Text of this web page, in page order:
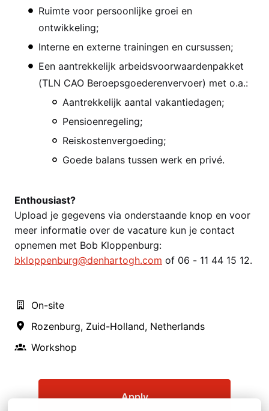
Ruimte voor persoonlijke groei en
ontwikkeling;
Interne en externe trainingen en cursussen;
Een aantrekkelijk arbeidsvoorwaardenpakket
(TLN CAO Beroepsgoederenvervoer) met o.a.:
Aantrekkelijk aantal vakantiedagen;
Pensioenregeling;
Reiskostenvergoeding;
Goede balans tussen werk en privé.
Enthousiast?
Upload je gegevens via onderstaande knop en voor
meer informatie over de vacature kun je contact
opnemen met Bob Kloppenburg:
bkloppenburg@denhartogh.com of 06 - 11 44 15 12.
On-site
Rozenburg, Zuid-Holland, Netherlands
Workshop
Apply